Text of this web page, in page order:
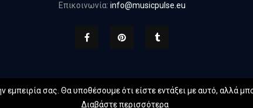
Επικοινωνία: info@musicpulse.eu
All Right Reserved. Designed and Developed byWeb
σας. Θα υποθέσουμε ότι είστε εντάξει με αυτό, αλλά
Διαβάστε περισσότερα